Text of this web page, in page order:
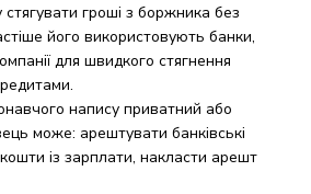
гроші з боржника без
його використовують банки,
для швидкого стягнення
напису приватний або
може: арештувати банківські
із зарплати, накласти арешт